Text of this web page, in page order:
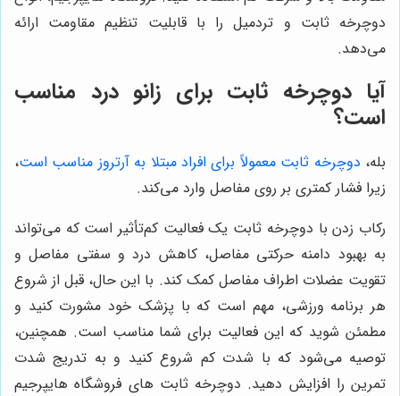
دوچرخه ثابت و تردمیل را با قابلیت تنظیم مقاومت ارائه
می‌دهد.
آیا دوچرخه ثابت برای زانو درد مناسب
است؟
بله، دوچرخه ثابت معمولاً برای افراد مبتلا به آرتروز مناسب است،
زیرا فشار کمتری بر روی مفاصل وارد می‌کند.
رکاب زدن با دوچرخه ثابت یک فعالیت کم‌تأثیر است که می‌تواند
به بهبود دامنه حرکتی مفاصل، کاهش درد و سفتی مفاصل و
تقویت عضلات اطراف مفاصل کمک کند. با این حال، قبل از شروع
هر برنامه ورزشی، مهم است که با پزشک خود مشورت کنید و
مطمئن شوید که این فعالیت برای شما مناسب است. همچنین،
توصیه می‌شود که با شدت کم شروع کنید و به تدریج شدت
تمرین را افزایش دهید. دوچرخه ثابت های فروشگاه هایپرجیم